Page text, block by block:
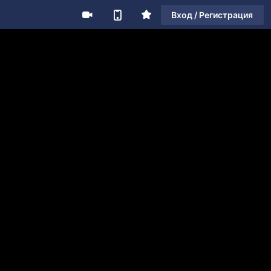
Вход / Регистрация